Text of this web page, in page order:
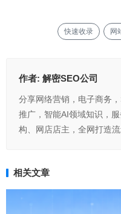
快速收录 网
作者: 解密SEO公司
分享网络营销，电子商务
推广，智能AI领域知识，
构、网店店主，全网打造流
相关文章